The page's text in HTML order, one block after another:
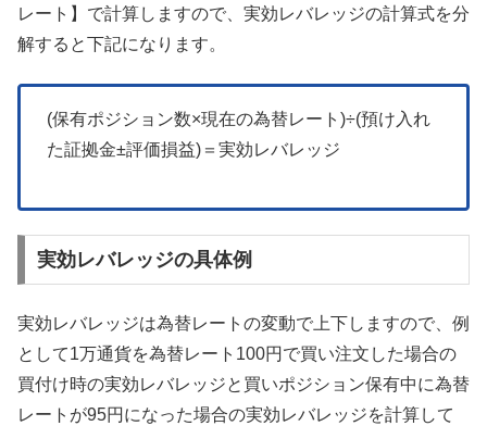
レート】で計算しますので、実効レバレッジの計算式を分
解すると下記になります。
(保有ポジション数×現在の為替レート)÷(預け入れ
た証拠金±評価損益)＝実効レバレッジ
実効レバレッジの具体例
実効レバレッジは為替レートの変動で上下しますので、例
として1万通貨を為替レート100円で買い注文した場合の
買付け時の実効レバレッジと買いポジション保有中に為替
レートが95円になった場合の実効レバレッジを計算して